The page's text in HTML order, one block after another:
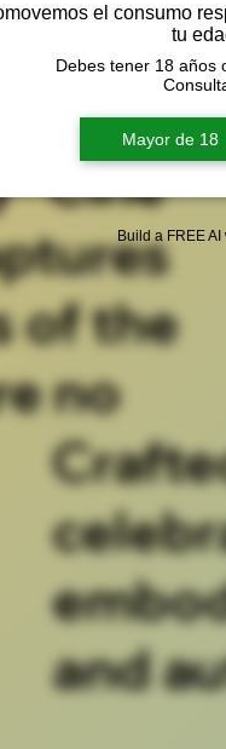
el consumo
tu
Debes tener 18 años
Mayor de 18
Build a FREE
of the
no
and